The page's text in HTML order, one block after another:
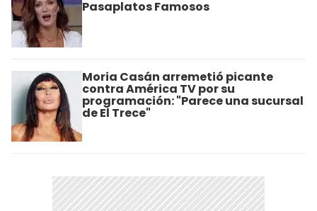
Pasaplatos Famosos
Moria Casán arremetió picante
contra América TV por su
programación: "Parece una sucursal
de El Trece"